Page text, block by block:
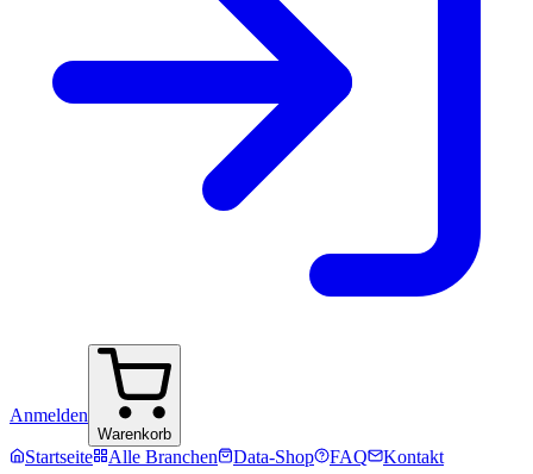
Anmelden
Warenkorb
Startseite Alle Branchen Data-Shop FAQ
Kontakt